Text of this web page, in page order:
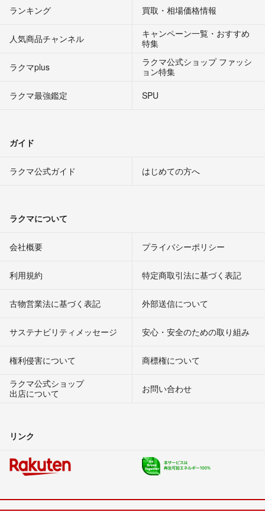
ランキング 買取・相場価格情報
人気商品チャンネル
キャンペーン一覧・おすすめ
特集
ラクマplus
ラクマ公式ショップ ファッシ
ョン特集
ラクマ最強鑑定
SPU
ガイド
ラクマ公式ガイド はじめての方へ
ラクマについて
会社概要 プライバシーポリシー
利用規約 特定商取引法に基づく表記
古物営業法に基づく表記 外部送信について
サステナビリティメッセージ 安心・安全のための取り組み
権利侵害について
商標権について
ラクマ公式ショップ
出店について
お問い合わせ
リンク